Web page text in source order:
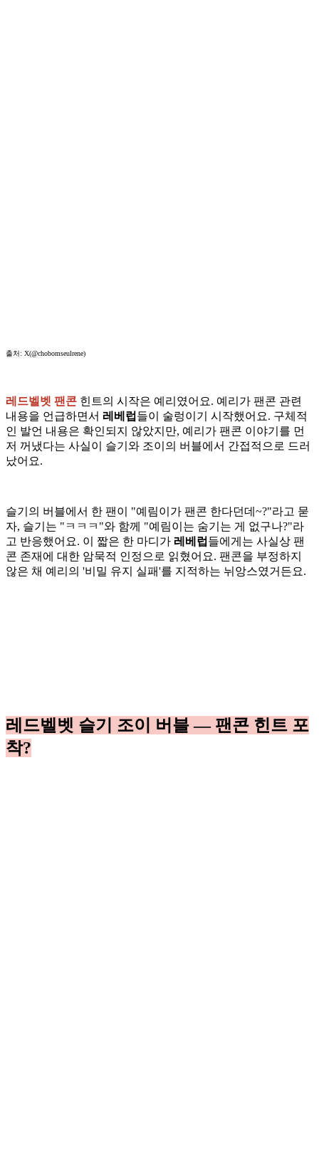
출처: X(@chobomseulrene)
레드벨벳 팬콘 힌트의 시작은 예리였어요. 예리가 팬콘 관련
내용을 언급하면서 레베럽 들이 술렁이기 시작했어요. 구체적
인 발언 내용은 확인되지 않았지만, 예리가 팬콘 이야기를 먼
저 꺼냈다는 사실이 슬기와 조이의 버블에서 간접적으로 드러
났어요.
슬기의 버블에서 한 팬이 "예림이가 팬콘 한다던데~?"라고 묻
자, 슬기는 "ㅋㅋㅋ"와 함께 "예림이는 숨기는 게 없구나?"라
고 반응했어요. 이 짧은 한 마디가 레베럽 들에게는 사실상 팬
콘 존재에 대한 암묵적 인정으로 읽혔어요. 팬콘을 부정하지
않은 채 예리의 '비밀 유지 실패'를 지적하는 뉘앙스였거든요.
레드벨벳 슬기 조이 버블 — 팬콘 힌트 포
착?